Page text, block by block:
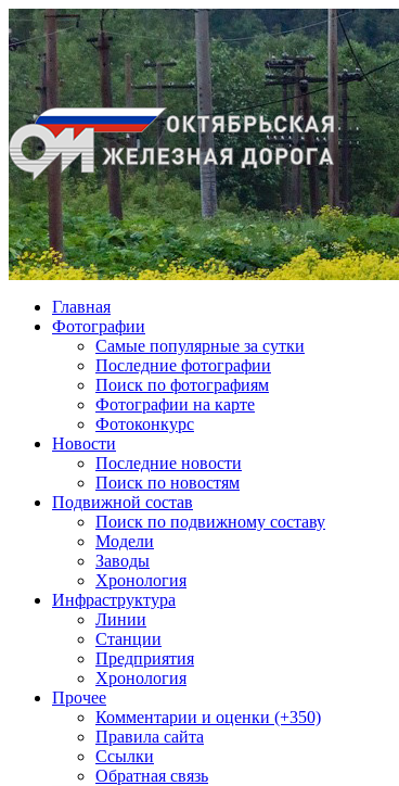
Главная
Фотографии
Cамые популярные за сутки
Последние фотографии
Поиск по фотографиям
Фотографии на карте
Фотоконкурс
Новости
Последние новости
Поиск по новостям
Подвижной состав
Поиск по подвижному составу
Модели
Заводы
Хронология
Инфраструктура
Линии
Станции
Предприятия
Хронология
Прочее
Комментарии и оценки (+350)
Правила сайта
Ссылки
Обратная связь